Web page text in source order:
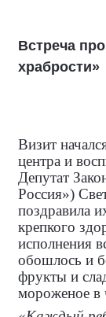
Встреча
храбрости»
Визит
центра и
Депутат
Россия»)
поздравила
крепкого
исполнения
обошлось и
фрукты и
мороженое в